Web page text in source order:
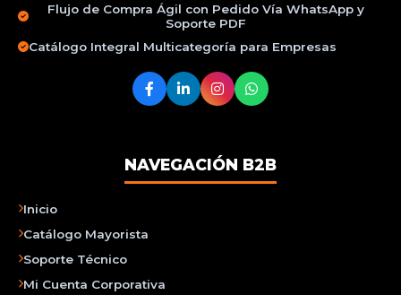
Flujo de Compra Ágil con Pedido Vía WhatsApp y
Soporte PDF
Catálogo Integral Multicategoría para Empresas
NAVEGACIÓN B2B
Inicio
Catálogo Mayorista
Soporte Técnico
Mi Cuenta Corporativa